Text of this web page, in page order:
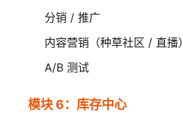
分销 / 推广
内容营销（种草社区 / 直播）
A/B 测试
模块 6：库存中心